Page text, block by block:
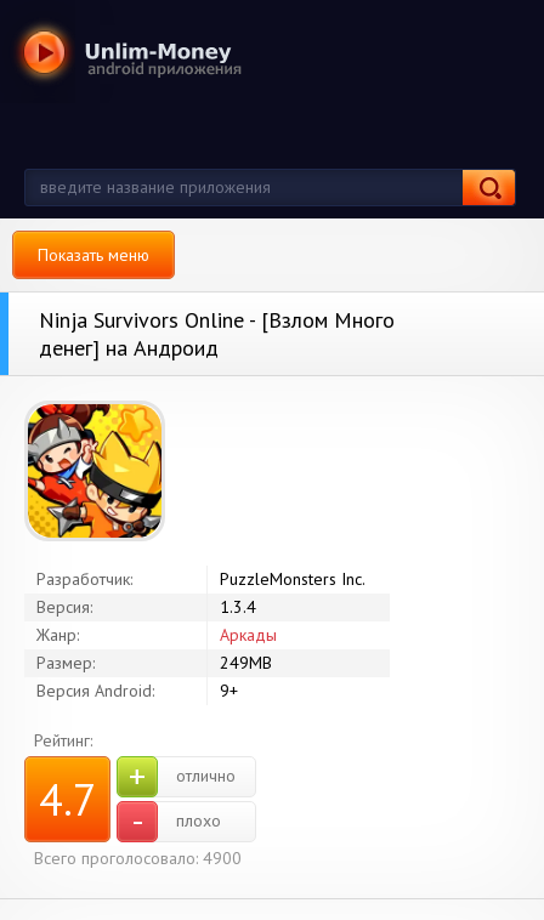
Показать меню
Ninja Survivors Online - [Взлом Много
денег] на Андроид
Разработчик:
PuzzleMonsters Inc.
Версия:
1.3.4
Жанр:
Аркады
Размер:
249MB
Версия Android:
9+
Рейтинг:
4.7 + отлично
-
плохо
Всего проголосовало: 4900